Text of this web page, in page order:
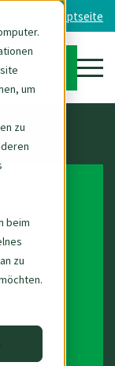
um
zu
beim
zu
Hauptseite